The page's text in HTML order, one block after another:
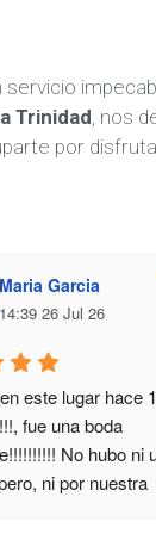
Trinidad , nos
por
Maria Garcia
14:39 26 Jul 26
este lugar hace
fue una boda
No hubo ni
ni por nuestra